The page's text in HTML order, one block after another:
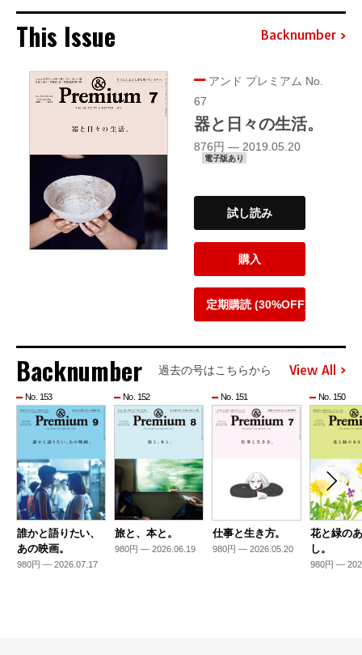
This Issue Backnumber
アンド プレミアム No.
67
器と日々の生活。
876円 — 2019.05.20
電子版あり
試し読み
購入
定期購読 (30%OFF)
Backnumber 過去の号はこちらから View All
No. 153
誰かと語りたい、
あの映画。
980円 — 2026.07.17
No. 152
旅と、本と。
980円 — 2026.06.19
No. 151
仕事と生き方。
980円 — 2026.05.20
No. 150
花と緑の
し。
980円 —